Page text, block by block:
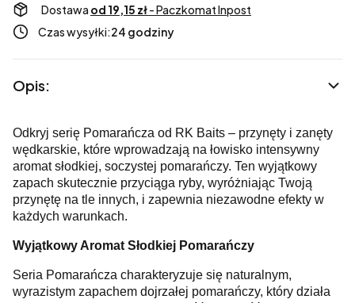
Dostawa od 19,15 zł- Paczkomat Inpost
Czas wysyłki:24 godziny
Opis:
Odkryj serię Pomarańcza od RK Baits – przynęty i zanęty
wędkarskie, które wprowadzają na łowisko intensywny
aromat słodkiej, soczystej pomarańczy. Ten wyjątkowy
zapach skutecznie przyciąga ryby, wyróżniając Twoją
przynętę na tle innych, i zapewnia niezawodne efekty w
każdych warunkach.
Wyjątkowy Aromat Słodkiej Pomarańczy
Seria Pomarańcza charakteryzuje się naturalnym,
wyrazistym zapachem dojrzałej pomarańczy, który działa